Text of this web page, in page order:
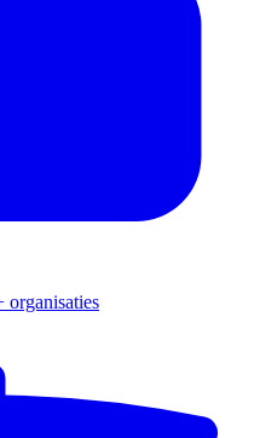
organisaties